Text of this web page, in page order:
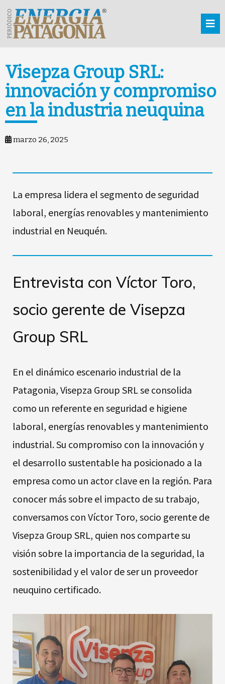
Visepza Group SRL:
innovación y compromiso
en la industria neuquina
marzo 26, 2025
La empresa lidera el segmento de seguridad
laboral, energías renovables y mantenimiento
industrial en Neuquén.
Entrevista con Víctor Toro,
socio gerente de Visepza
Group SRL
En el dinámico escenario industrial de la
Patagonia, Visepza Group SRL se consolida
como un referente en seguridad e higiene
laboral, energías renovables y mantenimiento
industrial. Su compromiso con la innovación y
el desarrollo sustentable ha posicionado a la
empresa como un actor clave en la región. Para
conocer más sobre el impacto de su trabajo,
conversamos con Víctor Toro, socio gerente de
Visepza Group SRL, quien nos comparte su
visión sobre la importancia de la seguridad, la
sostenibilidad y el valor de ser un proveedor
neuquino certificado.